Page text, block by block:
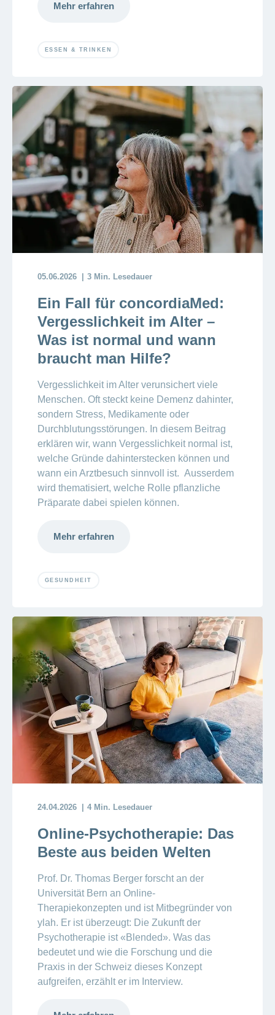
Mehr erfahren
ESSEN & TRINKEN
05.06.2026 3 Min. Lesedauer
Ein Fall für concordiaMed:
Vergesslichkeit im Alter –
Was ist normal und wann
braucht man Hilfe?
Vergesslichkeit im Alter verunsichert viele
Menschen. Oft steckt keine Demenz dahinter,
sondern Stress, Medikamente oder
Durchblutungsstörungen. In diesem Beitrag
erklären wir, wann Vergesslichkeit normal ist,
welche Gründe dahinterstecken können und
wann ein Arztbesuch sinnvoll ist. Ausserdem
wird thematisiert, welche Rolle pflanzliche
Präparate dabei spielen können.
Mehr erfahren
GESUNDHEIT
24.04.2026 4 Min. Lesedauer
Online-Psychotherapie: Das
Beste aus beiden Welten
Prof. Dr. Thomas Berger forscht an der
Universität Bern an Online-
Therapiekonzepten und ist Mitbegründer von
ylah. Er ist überzeugt: Die Zukunft der
Psychotherapie ist «Blended». Was das
bedeutet und wie die Forschung und die
Praxis in der Schweiz dieses Konzept
aufgreifen, erzählt er im Interview.